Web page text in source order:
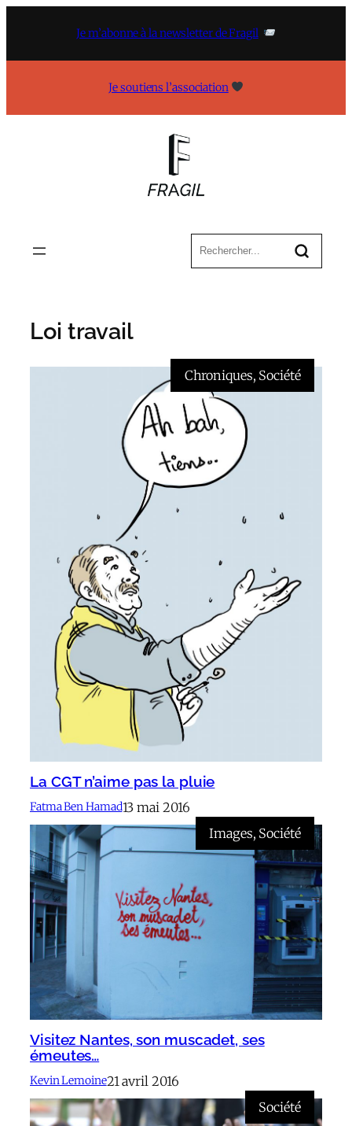
Je m’abonne à la newsletter de Fragil
Je soutiens l’association
Loi travail
Chroniques, Société
La CGT n’aime pas la pluie
Fatma Ben Hamad13 mai 2016
Images, Société
Visitez Nantes, son muscadet, ses
émeutes…
Kevin Lemoine21 avril 2016
Société